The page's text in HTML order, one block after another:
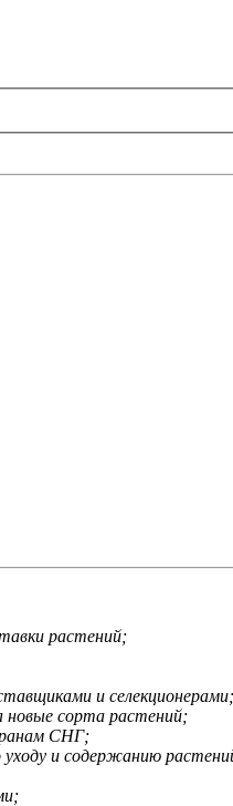
растений;
и селекционерами;
новые сорта растений;
СНГ;
и содержанию